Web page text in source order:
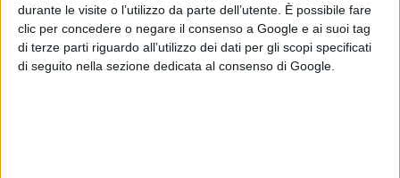
durante le visite o l’utilizzo da parte dell’utente. È possibile fare
clic per concedere o negare il consenso a Google e ai suoi tag
di terze parti riguardo all’utilizzo dei dati per gli scopi specificati
di seguito nella sezione dedicata al consenso di Google.
News cinema e film
daLa Redazione